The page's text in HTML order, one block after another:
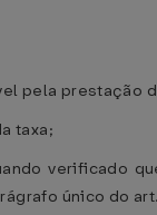
pela
taxa;
verificado
único do